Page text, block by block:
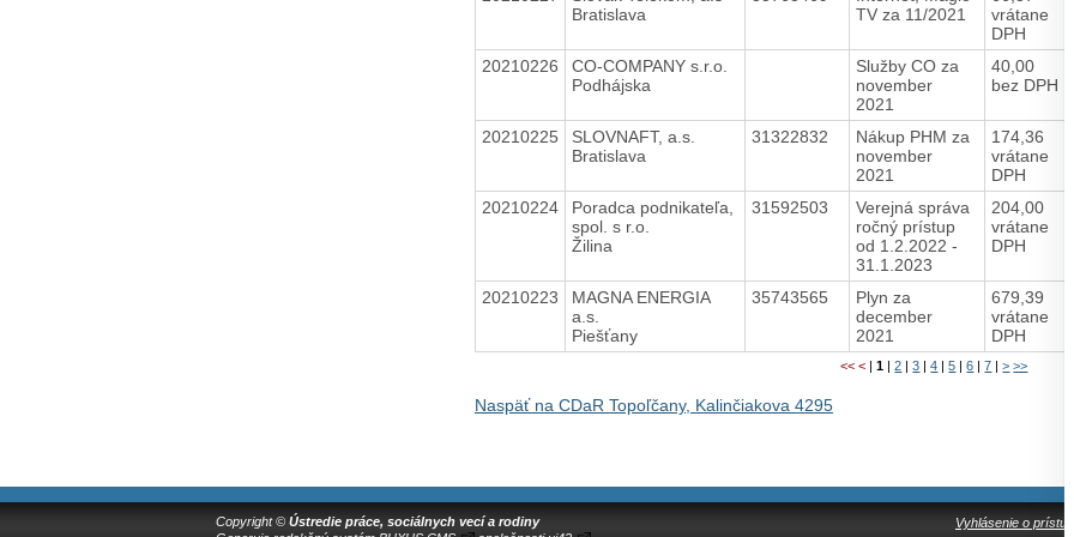
Bratislava
TV za 11/2021
vrátane
DPH
20210226
CO-COMPANY s.r.o.
Podhájska
Služby CO za
november
2021
40,00
bez DPH
20210225
SLOVNAFT, a.s.
Bratislava
31322832
Nákup PHM za
november
2021
174,36
vrátane
DPH
20210224
Poradca podnikateľa,
spol. s r.o.
Žilina
31592503
Verejná správa
ročný prístup
od 1.2.2022 -
31.1.2023
204,00
vrátane
DPH
20210223
MAGNA ENERGIA
a.s.
Piešťany
35743565
Plyn za
december
2021
679,39
vrátane
DPH
<< < |1 |2 |3 |4 |5 |6 |7 |> >>
Naspäť na CDaR Topoľčany, Kalinčiakova 4295
Copyright © Ústredie práce, sociálnych vecí a rodiny Vyhlásenie o